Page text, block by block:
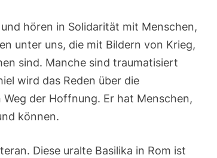
hören in Solidarität mit Menschen,
unter uns, die mit Bildern von Krieg,
sind. Manche sind traumatisiert
wird das Reden über die
der Hoffnung. Er hat Menschen,
können.
Diese uralte Basilika in Rom ist